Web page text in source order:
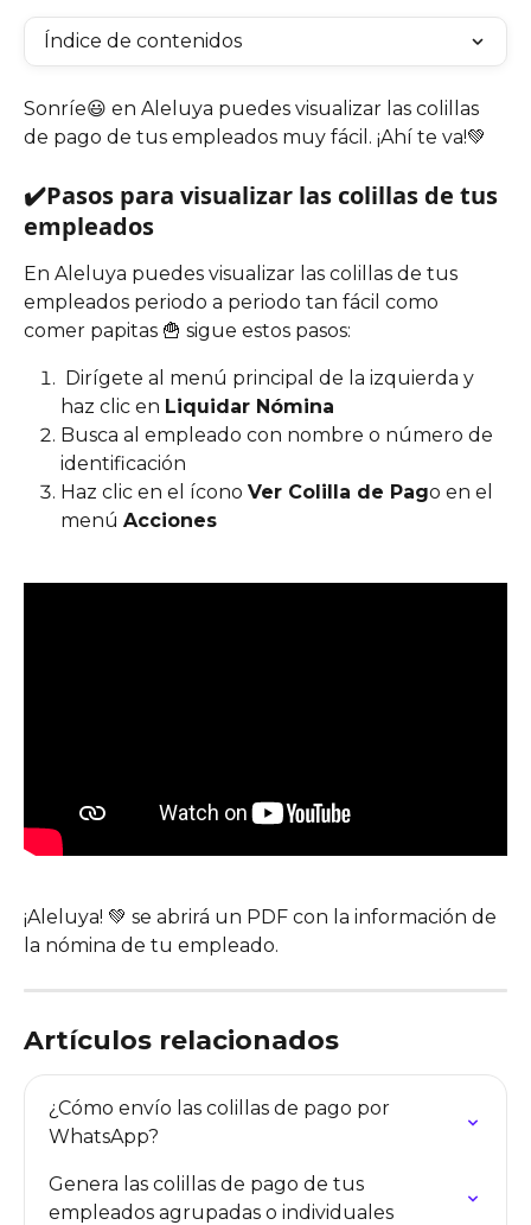
Índice de contenidos
Sonríe😃 en Aleluya puedes visualizar las colillas
de pago de tus empleados muy fácil. ¡Ahí te va!💚
✔️Pasos para visualizar las colillas de tus
empleados
En Aleluya puedes visualizar las colillas de tus
empleados periodo a periodo tan fácil como
comer papitas 🍟 sigue estos pasos:
haz clic en Liquidar Nómina
Busca al empleado con nombre o número de
identificación
Haz clic en el ícono Ver Colilla de Pago en el
menú Acciones
¡Aleluya! 💚 se abrirá un PDF con la información de
la nómina de tu empleado.
Artículos relacionados
¿Cómo envío las colillas de pago por
WhatsApp?
Genera las colillas de pago de tus
empleados agrupadas o individuales